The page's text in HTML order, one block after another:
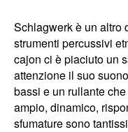
Schlagwerk è un altro
strumenti percussivi
cajon ci è piaciuto un
attenzione il suo
bassi e un rullante
ampio, dinamico,
sfumature sono